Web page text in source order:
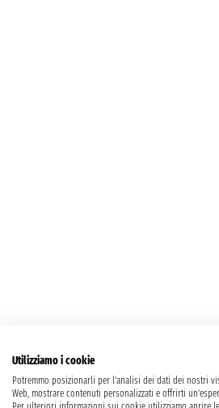
Utilizziamo i cookie
Potremmo posizionarli per l'analisi dei dati dei nostri
Web, mostrare contenuti personalizzati e offrirti